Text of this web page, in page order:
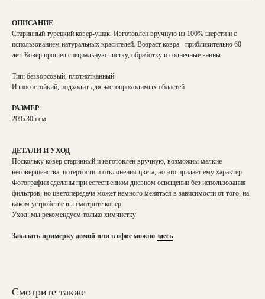
ОПИСАНИЕ
Старинный турецкий ковер-ушак. Изготовлен вручную из 100% шерсти и с
использованием натуральных красителей. Возраст ковра - приблизительно 60
лет. Ковёр прошел специальную чистку, обработку и солнечные ванны.
Тип: безворсовый, плотнотканный
Износостойкий, подходит для частопроходимых областей
РАЗМЕР
209х305 см
ДЕТАЛИ И УХОД
Поскольку ковер старинный и изготовлен вручную, возможны мелкие
несовершенства, потертости и отклонения цвета, но это придает ему характер
Фотографии сделаны при естественном дневном освещении без использования
фильтров, но цветопередача может немного меняться в зависимости от того, на
каком устройстве вы смотрите ковер
Уход: мы рекомендуем только химчистку
Заказать примерку домой или в офис можно здесь
Смотрите также